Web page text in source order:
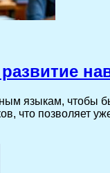
языкам, чтобы
что позволяет